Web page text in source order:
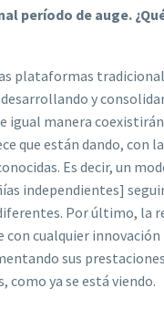
período de auge.
plataformas
desarrollando y
manera
que están dando, con
Es decir, un
independientes]
Por último,
cualquier
sus
como ya se está viendo.